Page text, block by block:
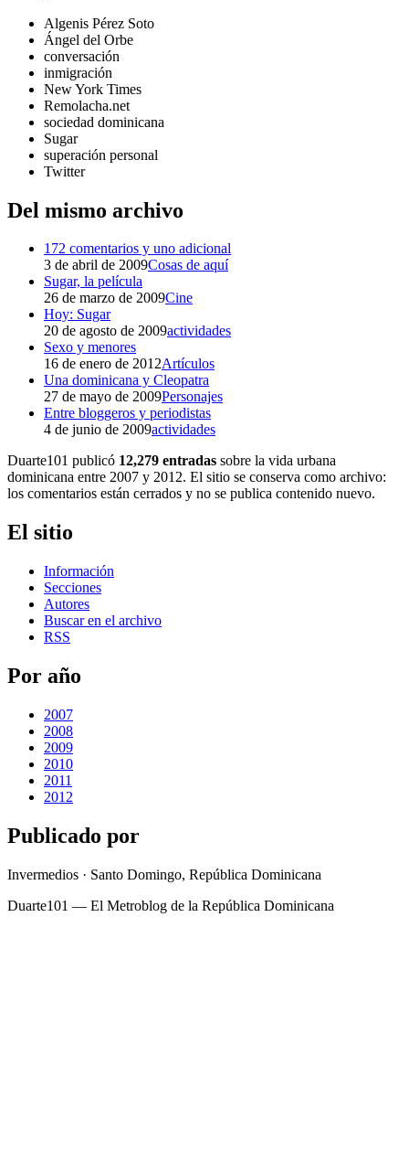
Algenis Pérez Soto
Ángel del Orbe
conversación
inmigración
New York Times
Remolacha.net
sociedad dominicana
Sugar
superación personal
Twitter
Del mismo archivo
172 comentarios y uno adicional
3 de abril de 2009Cosas de aquí
Sugar, la película
26 de marzo de 2009Cine
Hoy: Sugar
20 de agosto de 2009actividades
Sexo y menores
16 de enero de 2012Artículos
Una dominicana y Cleopatra
27 de mayo de 2009Personajes
Entre bloggeros y periodistas
4 de junio de 2009actividades
Duarte101 publicó 12,279 entradas sobre la vida urbana
dominicana entre 2007 y 2012. El sitio se conserva como archivo:
los comentarios están cerrados y no se publica contenido nuevo.
El sitio
Información
Secciones
Autores
Buscar en el archivo
RSS
Por año
2007
2008
2009
2010
2011
2012
Publicado por
Invermedios · Santo Domingo, República Dominicana
Duarte101 — El Metroblog de la República Dominicana